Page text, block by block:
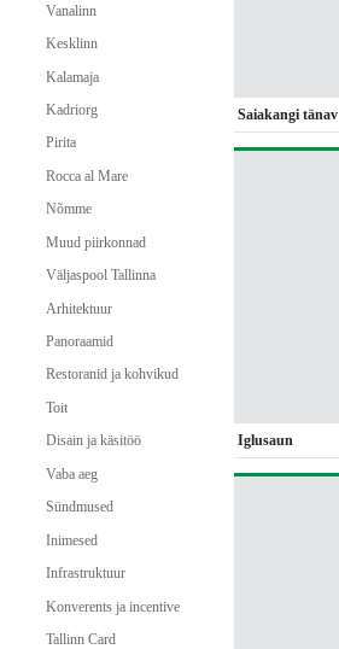
Vanalinn
Kesklinn
Kalamaja
Kadriorg
Pirita
Rocca al Mare
Nõmme
Muud piirkonnad
Väljaspool Tallinna
Arhitektuur
Panoraamid
Restoranid ja kohvikud
Toit
Disain ja käsitöö
Vaba aeg
Sündmused
Inimesed
Infrastruktuur
Konverents ja incentive
Tallinn Card
Saiakangi tänav
Iglusaun